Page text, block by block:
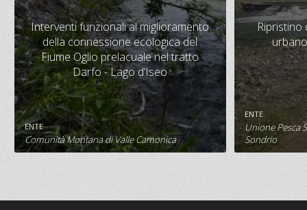
Interventi funzionali al miglioramento
della connessione ecologica del
Fiume Oglio prelacuale nel tratto
Darfo - Lago d’Iseo
ENTE
Comunità Montana di Valle Camonica
Interventi funzionali al
miglioramento della connessione
ecologica del Fiume Oglio prelacuale
nel tratto Darfo - Lago d’Iseo
BUDGET
500.000 €
CONTRIBUTO
492.331 €
SCHEDA PROGETTO
Ripristino
ENTE
Unione Pesca
Sondrio
320.000